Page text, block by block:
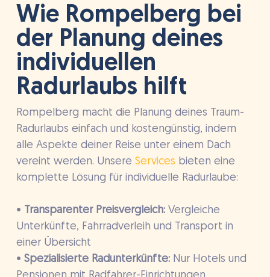
Wie Rompelberg bei
der Planung deines
individuellen
Radurlaubs hilft
Rompelberg macht die Planung deines Traum-
Radurlaubs einfach und kostengünstig, indem
alle Aspekte deiner Reise unter einem Dach
vereint werden. Unsere Services bieten eine
komplette Lösung für individuelle Radurlaube:
• Transparenter Preisvergleich:Vergleiche
Unterkünfte, Fahrradverleih und Transport in
einer Übersicht
• Spezialisierte Radunterkünfte:Nur Hotels und